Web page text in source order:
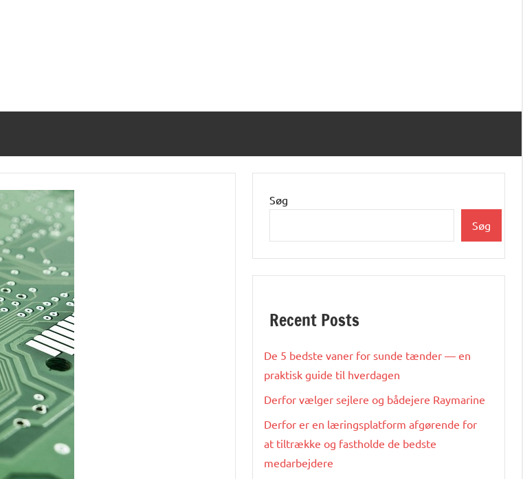
Søg
Søg
Recent Posts
De 5 bedste vaner for sunde tænder — en
praktisk guide til hverdagen
Derfor vælger sejlere og bådejere Raymarine
Derfor er en læringsplatform afgørende for
at tiltrække og fastholde de bedste
medarbejdere